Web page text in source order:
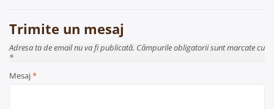
Trimite un mesaj
Adresa ta de email nu va fi publicată. Câmpurile obligatorii sunt marcate cu
*
Mesaj*